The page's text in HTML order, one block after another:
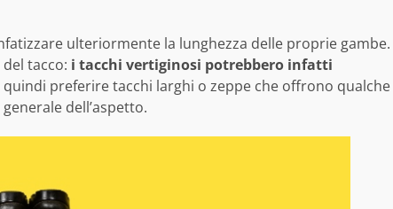
ulteriormente la lunghezza delle proprie gambe.
tacco: i tacchi vertiginosi potrebbero infatti
quindi preferire tacchi larghi o zeppe che offrono qualche
dell’aspetto.